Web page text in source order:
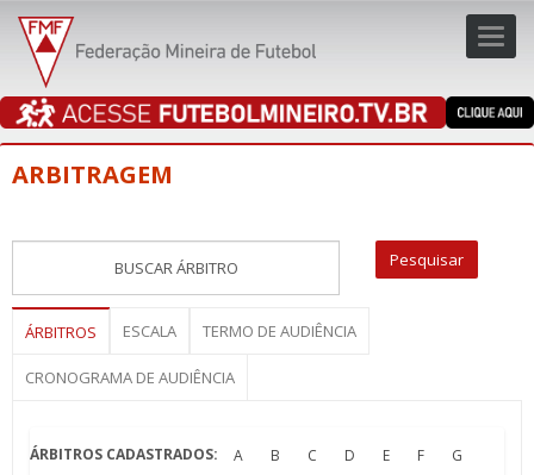
ARBITRAGEM
ÁRBITROS ESCALA TERMO DE AUDIÊNCIA
CRONOGRAMA DE AUDIÊNCIA
ÁRBITROS CADASTRADOS: A B C D E F
G